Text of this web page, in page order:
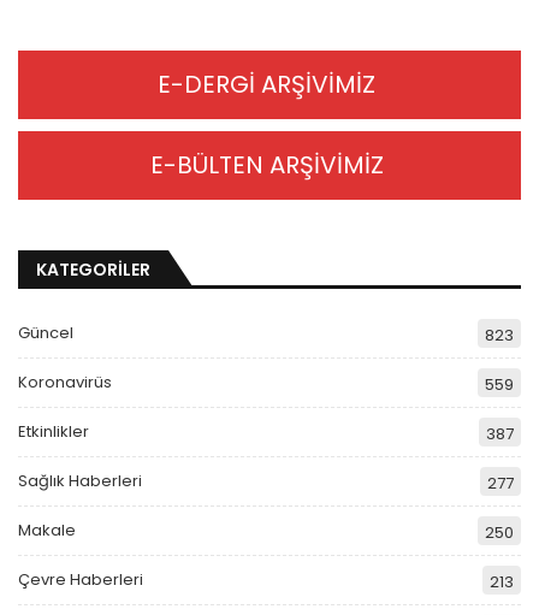
E-DERGİ ARŞİVİMİZ
E-BÜLTEN ARŞİVİMİZ
KATEGORİLER
Güncel 823
Koronavirüs 559
Etkinlikler 387
Sağlık Haberleri 277
Makale 250
Çevre Haberleri 213